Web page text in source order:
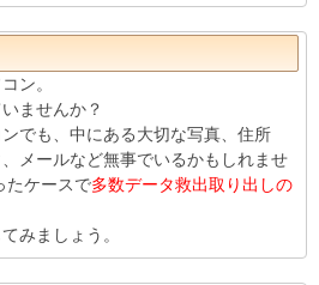
ン。
ませんか？
でも、中にある大切な写真、住所
メールなど無事でいるかもしれませ
たケースで多数データ救出取り出しの
みましょう。